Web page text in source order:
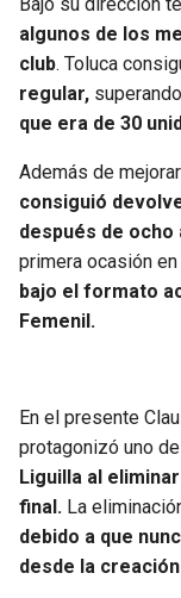
Bajo su dirección
algunos de los
club. Toluca
regular,
que era de 30
Además de
consiguió
después de ocho
primera ocasión
bajo el formato
Femenil.
En el presente
protagonizó uno
Liguilla al
final. La
debido a que
desde la